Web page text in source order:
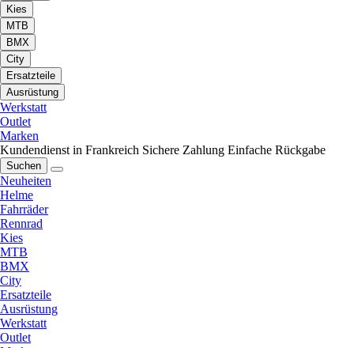
Kies
MTB
BMX
City
Ersatzteile
Ausrüstung
Werkstatt
Outlet
Marken
Kundendienst in Frankreich Sichere Zahlung Einfache Rückgabe
Suchen
Neuheiten
Helme
Fahrräder
Rennrad
Kies
MTB
BMX
City
Ersatzteile
Ausrüstung
Werkstatt
Outlet